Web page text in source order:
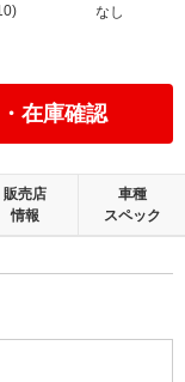
なし
在庫確認
販売店
情報
車種
スペック